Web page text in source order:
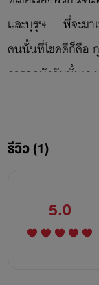
และบุรุษ พี่จะมาเ
คนนั้นที่โชคดีก็คือ
การถูกบังคับนั้นเอง
"ก็ข้ายังไม่อยา
"เจ้าต้องแต่
หมดขวัญกำลังใจที่
"ถึงอย่างนั้นก็แ
รีวิว (1)
5.0